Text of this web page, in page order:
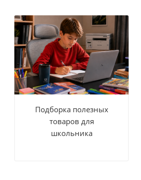
Подборка полезных
товаров для
школьника